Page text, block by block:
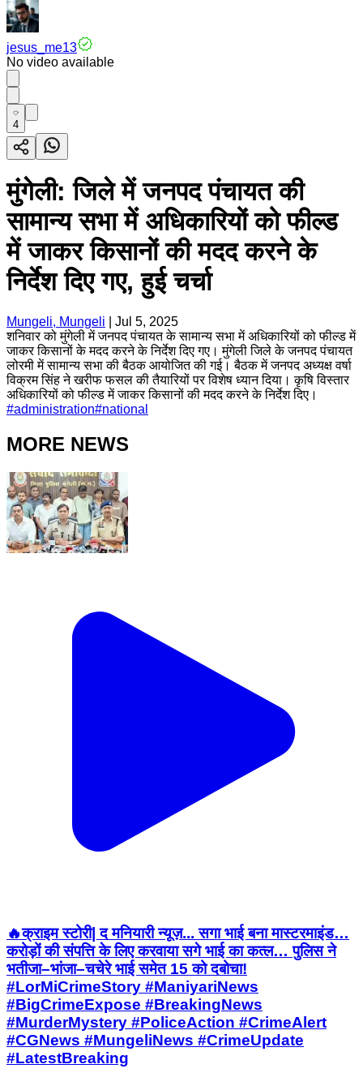
jesus_me13
No video available
4
मुंगेली: जिले में जनपद पंचायत की
सामान्य सभा में अधिकारियों को फील्ड
में जाकर किसानों की मदद करने के
निर्देश दिए गए, हुई चर्चा
Mungeli, Mungeli
Jul 5, 2025
शनिवार को मुंगेली में जनपद पंचायत के सामान्य सभा में अधिकारियों को फील्ड में
जाकर किसानों के मदद करने के निर्देश दिए गए। मुंगेली जिले के जनपद पंचायत
लोरमी में सामान्य सभा की बैठक आयोजित की गई। बैठक में जनपद अध्यक्ष वर्षा
विक्रम सिंह ने खरीफ फसल की तैयारियों पर विशेष ध्यान दिया। कृषि विस्तार
अधिकारियों को फील्ड में जाकर किसानों की मदद करने के निर्देश दिए।
#administration#national
MORE NEWS
🔥क्राइम स्टोरी| द मनियारी न्यूज़... सगा भाई बना मास्टरमाइंड…
करोड़ों की संपत्ति के लिए करवाया सगे भाई का कत्ल… पुलिस ने
भतीजा–भांजा–चचेरे भाई समेत 15 को दबोचा!
#LorMiCrimeStory #ManiyariNews
#BigCrimeExpose #BreakingNews
#MurderMystery #PoliceAction #CrimeAlert
#CGNews #MungeliNews #CrimeUpdate
#LatestBreaking